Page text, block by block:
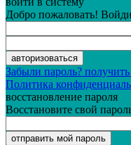
Добро пожаловать!
Забыли пароль?
Политика
восстановление пароля
Восстановите свой